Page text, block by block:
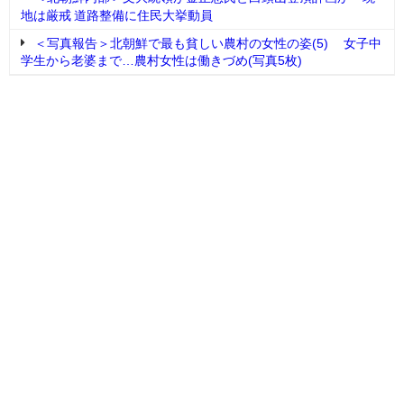
地は厳戒 道路整備に住民大挙動員
＜写真報告＞北朝鮮で最も貧しい農村の女性の姿(5) 女子中
学生から老婆まで…農村女性は働きづめ(写真5枚)